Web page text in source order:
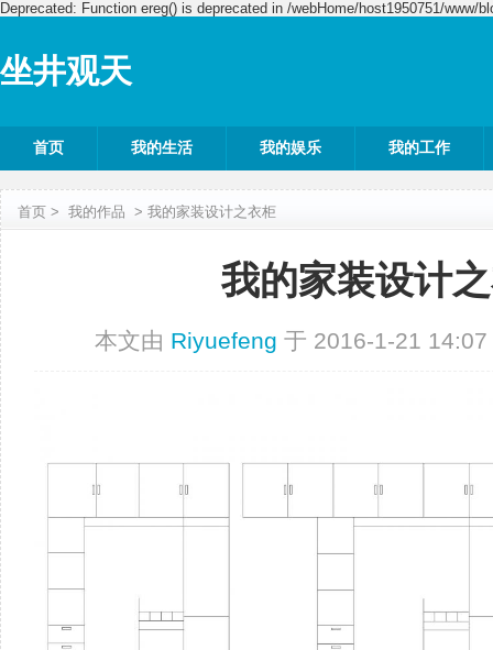
Deprecated: Function ereg() is deprecated in /webHome/host1950751/www/
坐井观天
首页 我的生活 我的娱乐 我的工作
首页 > 我的作品 > 我的家装设计之衣柜
我的家装设计
本文由 Riyuefeng 于 2016-1-21